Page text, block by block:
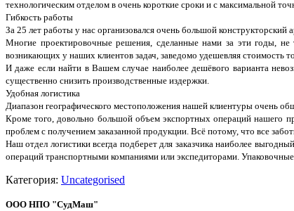
технологическим отделом в очень короткие сроки и с максимальной
Гибкость работы
За 25 лет работы у нас организовался очень большой конструкторский
Многие проектировочные решения, сделанные нами за эти годы, не
возникающих у наших клиентов задач, заведомо удешевляя стоимость
И даже если найти в Вашем случае наиболее дешёвого варианта
существенно снизить производственные издержки.
Удобная логистика
Диапазон географического местоположения нашей клиентуры очень
Кроме того, довольно большой объем экспортных операций нашего
проблем с получением заказанной продукции. Всё потому, что все
Наш отдел логистики всегда подберет для заказчика наиболее
операций транспортными компаниями или экспедиторами.
Категория: Uncategorised
ООО НПО "СудМаш"